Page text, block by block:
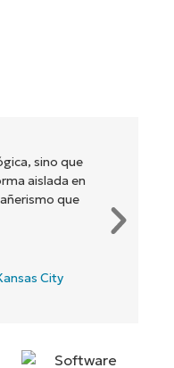
sino que
aislada en
que
City